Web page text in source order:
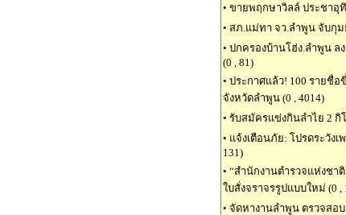
• ขายพฤกษาวิลล์ ประชาอุทิ
• สภ.แม่ทา จว.ลำพูน จับกุม
• ปกครองบ้านโฮ่ง.ลำพูน ล
(0 , 81)
• ประกาศแล้ว! 100 รายชื่
จังหวัดลำพูน (0 , 4014)
• รับสมัครแข่งกินลำไย 2 กิ
• แจ้งเตือนภัย: โปรดระวังเ
131)
• “สำนักงานตำรวจแห่งชา
ใบสั่งจราจรรูปแบบใหม่ (0 ,
• จัดหางานลำพูน ตรวจสอ